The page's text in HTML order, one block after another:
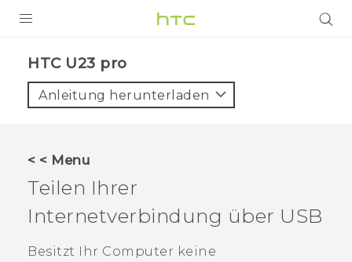
VIVE
VIVERSE
UNTERSTÜTZUNG
HTC U23 pro‎
Anleitung herunterladen
< < Menu
Teilen Ihrer
Internetverbindung über USB
Besitzt Ihr Computer keine